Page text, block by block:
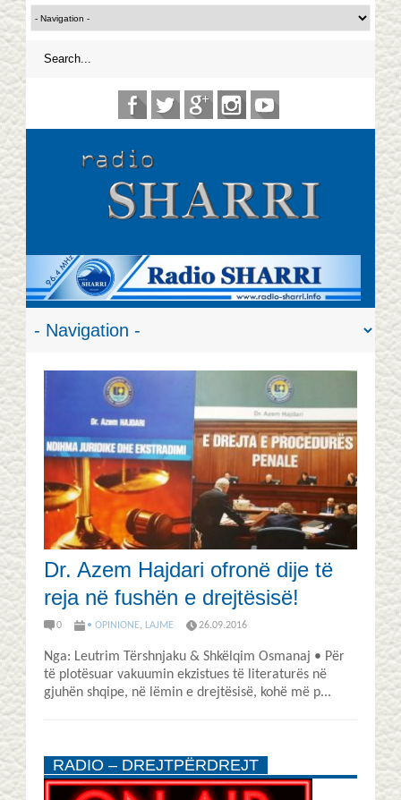
Dr. Azem Hajdari ofronë dije të
reja në fushën e drejtësisë!
0 • OPINIONE, LAJME 26.09.2016
Nga: Leutrim Tërshnjaku & Shkëlqim Osmanaj • Për
të plotësuar vakuumin ekzistues të literaturës në
gjuhën shqipe, në lëmin e drejtësisë, kohë më p...
RADIO – DREJTPËRDREJT